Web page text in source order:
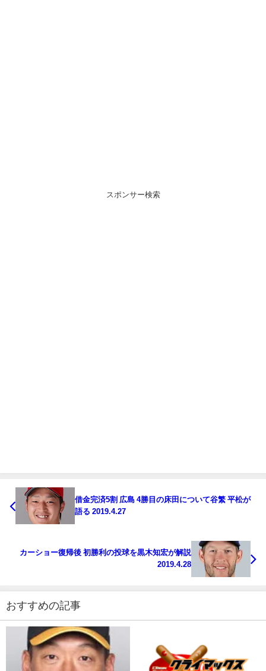
スポンサー検索
借金完済5割 広島 4勝目の床田について谷繁 平松が
語る 2019.4.27
カーショー復帰後 初勝利の投球を黒木知宏が解説
2019.4.28
おすすめの記事